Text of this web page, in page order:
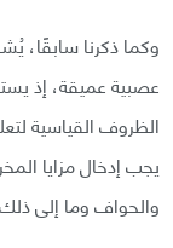
وكما ذكرنا سابقًا،
عصبية عميقة، إذ
الظروف القياسية
يجب إدخال مزايا
والحواف وما إلى